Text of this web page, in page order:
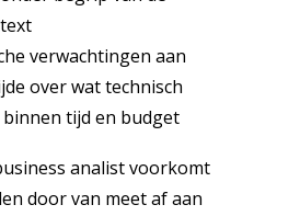
verwachtingen aan
over wat technisch
tijd en budget
analist voorkomt
door van meet af aan